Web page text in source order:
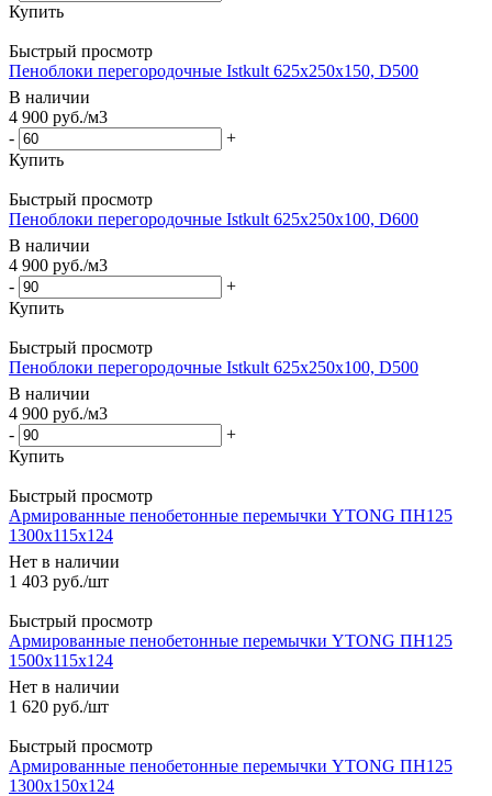
Купить
Быстрый просмотр
Пеноблоки перегородочные Istkult 625x250x150, D500
В наличии
4 900 руб./м3
-
+
Купить
Быстрый просмотр
Пеноблоки перегородочные Istkult 625x250x100, D600
В наличии
4 900 руб./м3
-
+
Купить
Быстрый просмотр
Пеноблоки перегородочные Istkult 625x250x100, D500
В наличии
4 900 руб./м3
-
+
Купить
Быстрый просмотр
Армированные пенобетонные перемычки YTONG ПН125
1300x115x124
Нет в наличии
1 403 руб./шт
Быстрый просмотр
Армированные пенобетонные перемычки YTONG ПН125
1500x115x124
Нет в наличии
1 620 руб./шт
Быстрый просмотр
Армированные пенобетонные перемычки YTONG ПН125
1300x150x124